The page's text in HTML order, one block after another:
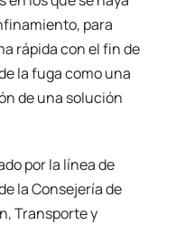
para
rápida con el fin de
la fuga como una
de una solución
por la línea de
la Consejería de
Transporte y